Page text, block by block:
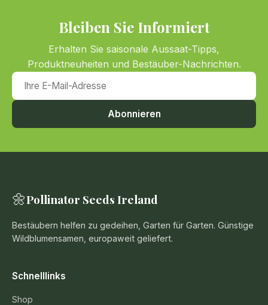
Bleiben Sie Informiert
Erhalten Sie saisonale Aussaat-Tipps,
Produktneuheiten und Bestäuber-Nachrichten.
Ihre E-Mail-Adresse
Abonnieren
🌼Pollinator Seeds Ireland
Bestäubern helfen zu gedeihen, Garten für Garten. Günstige
Wildblumensamen, europaweit geliefert.
Schnelllinks
Shop